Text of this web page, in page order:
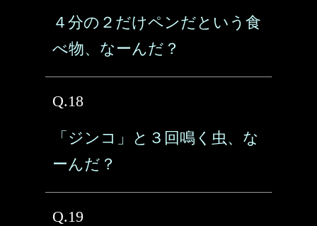
４分の２だけペンだという食
べ物、なーんだ？
Q.18
「ジンコ」と３回鳴く虫、な
ーんだ？
Q.19